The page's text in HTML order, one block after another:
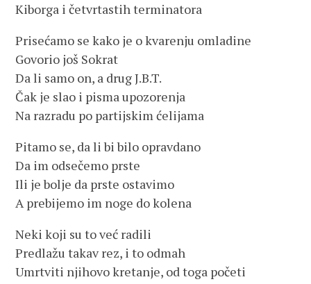
Kiborga i četvrtastih terminatora
Prisećamo se kako je o kvarenju omladine
Govorio još Sokrat
Da li samo on, a drug J.B.T.
Čak je slao i pisma upozorenja
Na razradu po partijskim ćelijama
Pitamo se, da li bi bilo opravdano
Da im odsečemo prste
Ili je bolje da prste ostavimo
A prebijemo im noge do kolena
Neki koji su to već radili
Predlažu takav rez, i to odmah
Umrtviti njihovo kretanje, od toga početi